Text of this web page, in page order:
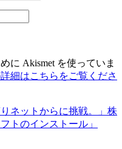
に Akismet を使っていま
細はこちらをご覧くださ
ネットからに挑戦。」 株
トのインストール」